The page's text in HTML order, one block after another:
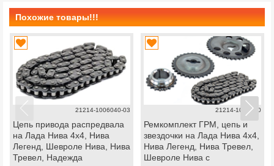
Похожие товары!!!
21214-1006040-03
Цепь привода распредвала
на Лада Нива 4х4, Нива
Легенд, Шевроле Нива, Нива
Тревел, Надежда
21214-1006020
Ремкомплект ГРМ, цепь и
звездочки на Лада Нива 4х4,
Нива Легенд, Нива Тревел,
Шевроле Нива с